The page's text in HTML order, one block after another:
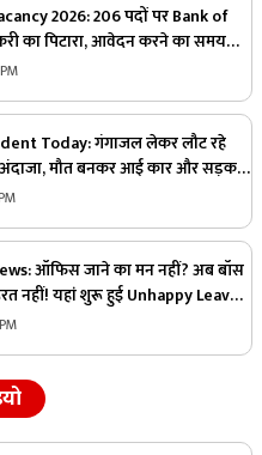
2026: 206 पदों पर Bank of
का पिटारा, आवेदन करने का समय
लें कौन कर सकता है अप्लाई
Today: गंगाजल लेकर लौट रहे
अंदाजा, मौत बनकर आई कार और सड़क
पुकार
ऑफिस जाने का मन नहीं? अब बॉस
नहीं! यहां शुरू हुई Unhappy Leave,
और सैलरी भी